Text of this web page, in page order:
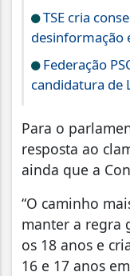
TSE cria
desinformação
Federação
candidatura de
Para o
resposta ao
ainda que a
“O caminho
manter a regra
os 18 anos e
16 e 17 anos